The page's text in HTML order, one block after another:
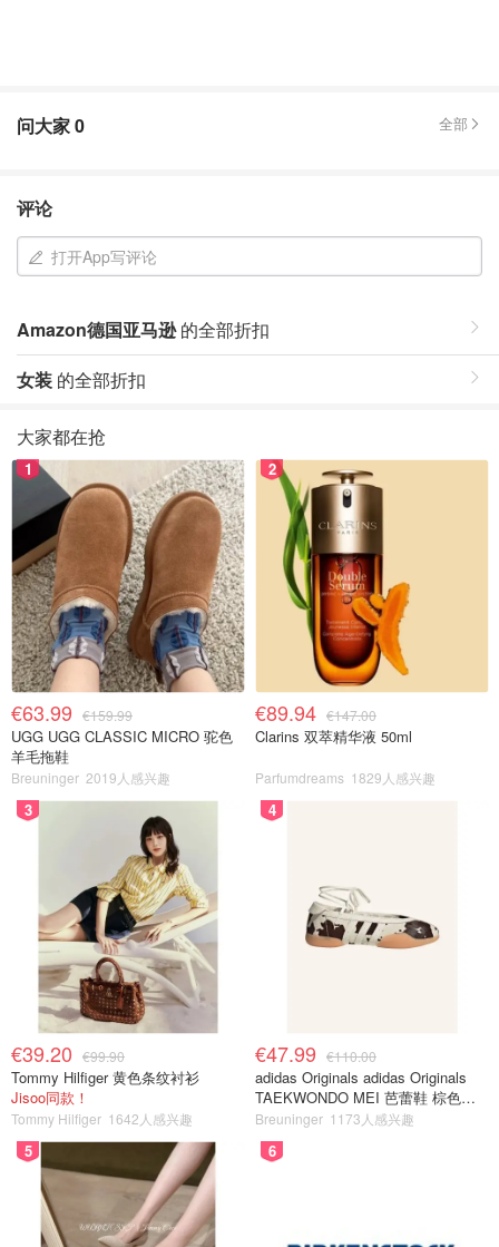
问大家0 全部
评论
打开App写评论
Amazon德国亚马逊的全部折扣
女装 的全部折扣
大家都在抢
1
€63.99 €159.99
UGG UGG CLASSIC MICRO 驼色
羊毛拖鞋
Breuninger 2019人感兴趣
2
€89.94 €147.00
Clarins 双萃精华液 50ml
Parfumdreams 1829人感兴趣
3
€39.20 €99.90
Tommy Hilfiger 黄色条纹衬衫
Jisoo同款！
Tommy Hilfiger 1642人感兴趣
4
€47.99 €110.00
adidas Originals adidas Originals
TAEKWONDO MEI 芭蕾鞋 棕色米
色
Breuninger 1173人感兴趣
5 6